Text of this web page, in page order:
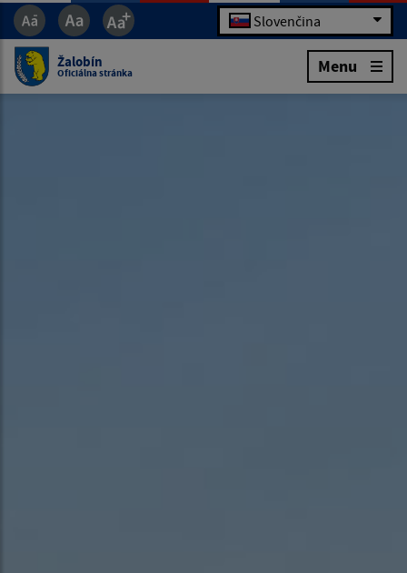
Slovenčina
Žalobín
Oficiálna stránka Menu